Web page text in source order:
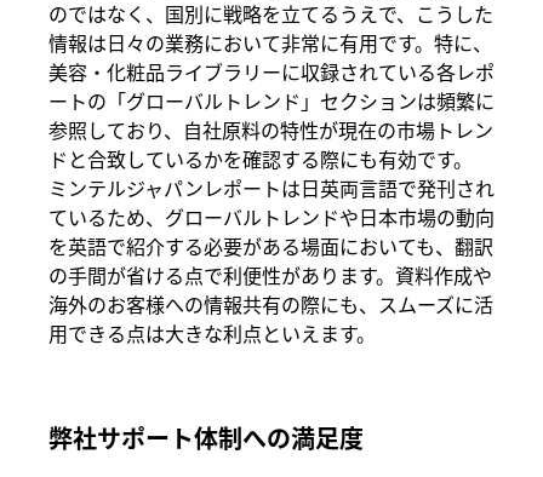
のではなく、国別に戦略を立てるうえで、こうした
情報は日々の業務において非常に有用です。特に、
美容・化粧品ライブラリーに収録されている各レポ
ートの「グローバルトレンド」セクションは頻繁に
参照しており、自社原料の特性が現在の市場トレン
ドと合致しているかを確認する際にも有効です。
ミンテルジャパンレポートは日英両言語で発刊され
ているため、グローバルトレンドや日本市場の動向
を英語で紹介する必要がある場面においても、翻訳
の手間が省ける点で利便性があります。資料作成や
海外のお客様への情報共有の際にも、スムーズに活
用できる点は大きな利点といえます。
弊社サポート体制への満足度